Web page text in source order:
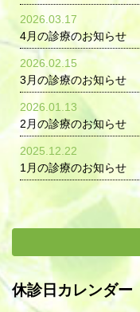
2026.03.17
4月の診療のお知らせ
2026.02.15
3月の診療のお知らせ
2026.01.13
2月の診療のお知らせ
2025.12.22
1月の診療のお知らせ
休診日カレンダー